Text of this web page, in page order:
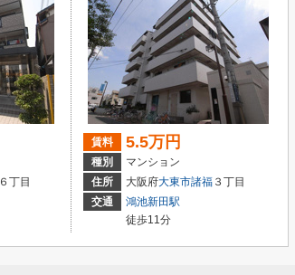
６丁目
賃料 5.5万円
種別
マンション
住所
大阪府大東市諸福 ３丁目
交通
鴻池新田駅
徒歩11分